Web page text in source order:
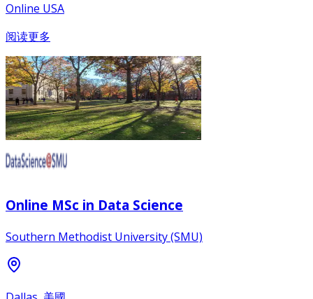
Online USA
阅读更多
Online MSc in Data Science
Southern Methodist University (SMU)